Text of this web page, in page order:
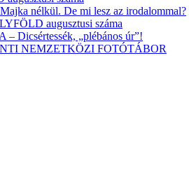
nélkül. De mi lesz az irodalommal?
augusztusi száma
Dicsértessék, „plébános úr”!
NEMZETKÖZI FOTÓTÁBOR